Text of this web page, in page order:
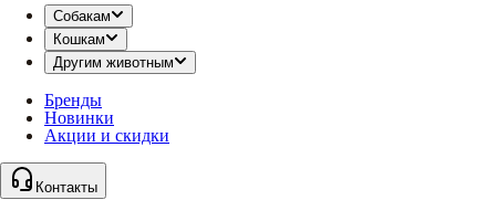
Собакам
Кошкам
Другим животным
Бренды
Новинки
Акции и скидки
Контакты